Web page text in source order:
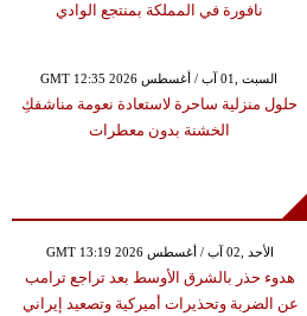
نافورة في المملكة بمنتجع الوادي
GMT 12:35 2026 السبت ,01 آب / أغسطس
حلول منزلية ساحرة لاستعادة نعومة مناشفكِ
الخشنة بدون معطرات
GMT 13:19 2026 الأحد ,02 آب / أغسطس
هدوء حذر بالشرق الأوسط بعد تراجع ترامب
عن الضربة وتحذيرات أميركية وتصعيد إيراني